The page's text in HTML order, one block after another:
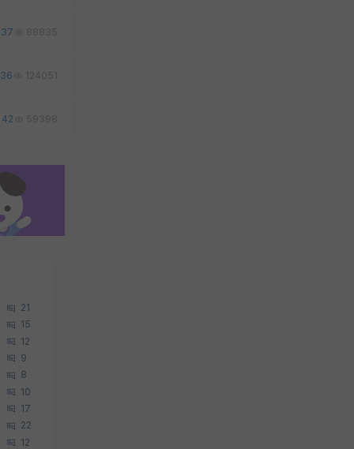
37 88835
36 124051
42 59398
21
15
12
9
8
10
17
22
12